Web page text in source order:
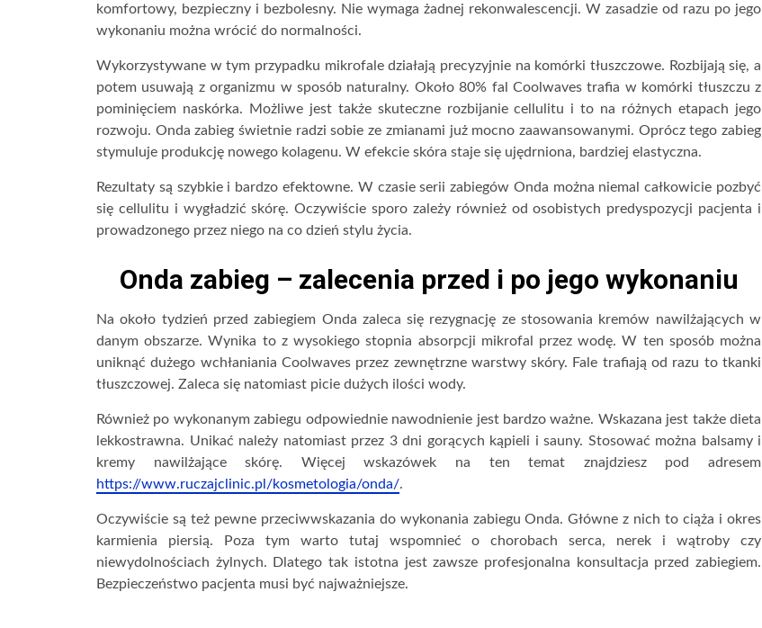
komfortowy, bezpieczny i bezbolesny. Nie wymaga żadnej rekonwalescencji. W zasadzie od razu po jego
wykonaniu można wrócić do normalności.
Wykorzystywane w tym przypadku mikrofale działają precyzyjnie na komórki tłuszczowe. Rozbijają się, a
potem usuwają z organizmu w sposób naturalny. Około 80% fal Coolwaves trafia w komórki tłuszczu z
pominięciem naskórka. Możliwe jest także skuteczne rozbijanie cellulitu i to na różnych etapach jego
rozwoju. Onda zabieg świetnie radzi sobie ze zmianami już mocno zaawansowanymi. Oprócz tego zabieg
stymuluje produkcję nowego kolagenu. W efekcie skóra staje się ujędrniona, bardziej elastyczna.
Rezultaty są szybkie i bardzo efektowne. W czasie serii zabiegów Onda można niemal całkowicie pozbyć
się cellulitu i wygładzić skórę. Oczywiście sporo zależy również od osobistych predyspozycji pacjenta i
prowadzonego przez niego na co dzień stylu życia.
Onda zabieg – zalecenia przed i po jego wykonaniu
Na około tydzień przed zabiegiem Onda zaleca się rezygnację ze stosowania kremów nawilżających w
danym obszarze. Wynika to z wysokiego stopnia absorpcji mikrofal przez wodę. W ten sposób można
uniknąć dużego wchłaniania Coolwaves przez zewnętrzne warstwy skóry. Fale trafiają od razu to tkanki
tłuszczowej. Zaleca się natomiast picie dużych ilości wody.
Również po wykonanym zabiegu odpowiednie nawodnienie jest bardzo ważne. Wskazana jest także dieta
lekkostrawna. Unikać należy natomiast przez 3 dni gorących kąpieli i sauny. Stosować można balsamy i
kremy nawilżające skórę. Więcej wskazówek na ten temat znajdziesz pod adresem
https://www.ruczajclinic.pl/kosmetologia/onda/.
Oczywiście są też pewne przeciwwskazania do wykonania zabiegu Onda. Główne z nich to ciąża i okres
karmienia piersią. Poza tym warto tutaj wspomnieć o chorobach serca, nerek i wątroby czy
niewydolnościach żylnych. Dlatego tak istotna jest zawsze profesjonalna konsultacja przed zabiegiem.
Bezpieczeństwo pacjenta musi być najważniejsze.